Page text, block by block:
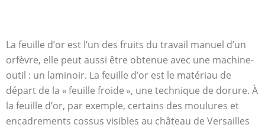
La feuille d’or est l’un des fruits du travail manuel d’un
orfèvre, elle peut aussi être obtenue avec une machine-
outil : un laminoir. La feuille d’or est le matériau de
départ de la « feuille froide », une technique de dorure. À
la feuille d’or, par exemple, certains des moulures et
encadrements cossus visibles au château de Versailles